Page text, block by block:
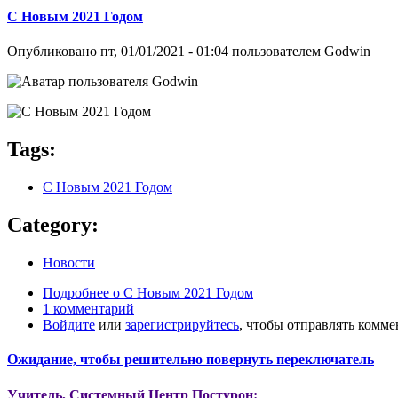
С Новым 2021 Годом
Опубликовано пт, 01/01/2021 - 01:04 пользователем Godwin
Tags:
С Новым 2021 Годом
Category:
Новости
Подробнее о С Новым 2021 Годом
1 комментарий
Войдите или зарегистрируйтесь, чтобы отправлять
Ожидание, чтобы решительно повернуть переключатель
Учитель, Системный Центр Постурон: